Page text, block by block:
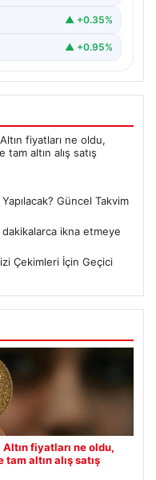
▲ +0.35%
▲ +0.95%
fiyatları ne oldu,
tam altın alış satış
Güncel Takvim
ikna etmeye
Çekimleri İçin Geçici
fiyatları ne oldu,
tam altın alış satış